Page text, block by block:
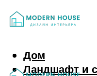
Дом
Ландшафт и